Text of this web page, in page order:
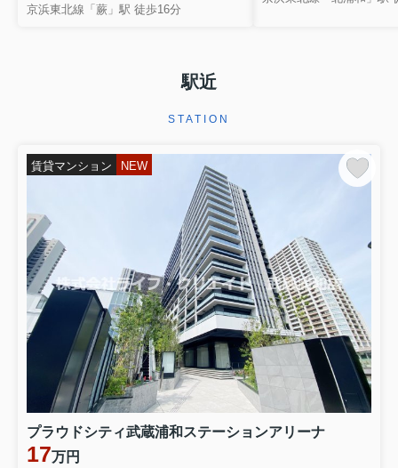
京浜東北線「蕨」駅 徒歩16分
駅近
STATION
賃貸マンション NEW
プラウドシティ武蔵浦和ステーションアリーナ
17万円